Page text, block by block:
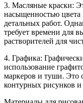
3. Масляные краски:
насыщенностью цвета
детальных работ.
требует времени для
растворителей для
4. Графика:
использование
маркеров и туши. Это
контурных рисунков